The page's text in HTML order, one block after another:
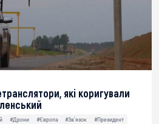
які коригували
#Дрони #Європа #Звʼязок
#Президент